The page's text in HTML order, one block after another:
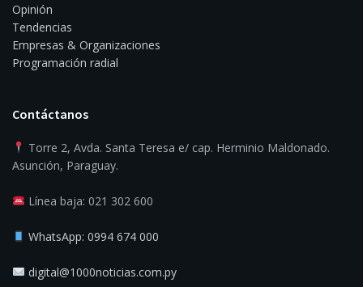
Opinión
Tendencias
Empresas & Organizaciones
Programación radial
Contáctanos
Torre 2, Avda. Santa Teresa e/ cap. Herminio Maldonado.
Asunción, Paraguay.
Línea baja: 021 302 600
WhatsApp: 0994 674 000
digital@1000noticias.com.py